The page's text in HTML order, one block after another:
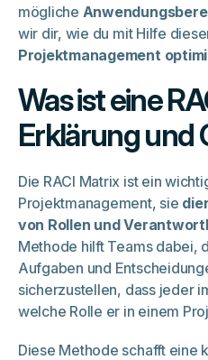
mögliche
wir dir, wie du mit Hilfe
Projektmanagement
Was ist eine
Erklärung und
Die RACI Matrix ist ein
Projektmanagement, sie
von Rollen und
Methode hilft Teams dabei,
Aufgaben und
sicherzustellen, dass jeder
welche Rolle er in einem
Diese Methode schafft eine